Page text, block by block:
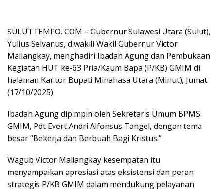
SULUTTEMPO. COM – Gubernur Sulawesi Utara (Sulut),
Yulius Selvanus, diwakili Wakil Gubernur Victor
Mailangkay, menghadiri Ibadah Agung dan Pembukaan
Kegiatan HUT ke-63 Pria/Kaum Bapa (P/KB) GMIM di
halaman Kantor Bupati Minahasa Utara (Minut), Jumat
(17/10/2025).
Ibadah Agung dipimpin oleh Sekretaris Umum BPMS
GMIM, Pdt Evert Andri Alfonsus Tangel, dengan tema
besar “Bekerja dan Berbuah Bagi Kristus.”
Wagub Victor Mailangkay kesempatan itu
menyampaikan apresiasi atas eksistensi dan peran
strategis P/KB GMIM dalam mendukung pelayanan